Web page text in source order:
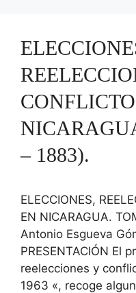
– 1883).
ELECCIONES,
EN NICARAGUA.
Antonio Esgueva
PRESENTACIÓN El
reelecciones y
1963 «, recoge